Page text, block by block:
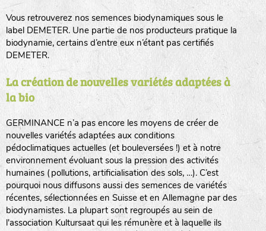
Vous retrouverez nos semences biodynamiques sous le
label DEMETER. Une partie de nos producteurs pratique la
biodynamie, certains d’entre eux n’étant pas certifiés
DEMETER.
La création de nouvelles variétés adaptées à
la bio
GERMINANCE n’a pas encore les moyens de créer de
nouvelles variétés adaptées aux conditions
pédoclimatiques actuelles (et bouleversées !) et à notre
environnement évoluant sous la pression des activités
humaines (pollutions, artificialisation des sols, …). C’est
pourquoi nous diffusons aussi des semences de variétés
récentes, sélectionnées en Suisse et en Allemagne par des
biodynamistes. La plupart sont regroupés au sein de
l'association Kultursaat qui les rémunère et à laquelle ils
BINGENHEIMER SAATGUT (BGH)
www.bingenheimersaatgut.de
DE BOLSTER (DBO)
www.bolster.nl
GRAINE DEL PAÏS (GDP)
: Engrais vert
L: Légumes
A: Aromatiques
BEL : Code de la variété
(Ici Belle de nuit)
20 : Année de récolte(ici 2020)
BPA : Initiales du producteur ou du fournisseur de la
semence.
1 : Numéro d’ordre du lot
A : Sans calibre.
G: Gros
M: Moyen calibre
P: Petit calibre
Légumes feuilles